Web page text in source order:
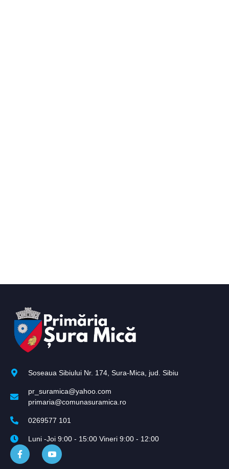
Soseaua Sibiului Nr. 174, Sura-Mica, jud. Sibiu
pr_suramica@yahoo.com
primaria@comunasuramica.ro
0269577 101
Luni -Joi 9:00 - 15:00 Vineri 9:00 - 12:00